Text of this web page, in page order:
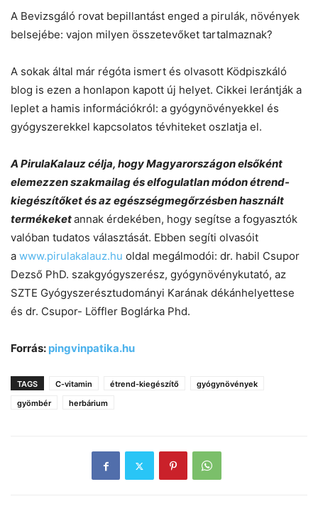
A Bevizsgáló rovat bepillantást enged a pirulák, növények
belsejébe: vajon milyen összetevőket tartalmaznak?
A sokak által már régóta ismert és olvasott Ködpiszkáló
blog is ezen a honlapon kapott új helyet. Cikkei lerántják a
leplet a hamis információkról: a gyógynövényekkel és
gyógyszerekkel kapcsolatos tévhiteket oszlatja el.
A PirulaKalauz célja, hogy Magyarországon elsőként
elemezzen szakmailag és elfogulatlan módon étrend-
kiegészítőket és az egészségmegőrzésben használt
termékeketannak érdekében, hogy segítse a fogyasztók
valóban tudatos választását. Ebben segíti olvasóit
a www.pirulakalauz.hu oldal megálmodói: dr. habil Csupor
Dezső PhD. szakgyógyszerész, gyógynövénykutató, az
SZTE Gyógyszerésztudományi Karának dékánhelyettese
és dr. Csupor- Löffler Boglárka Phd.
Forrás: pingvinpatika.hu
TAGS C-vitamin étrend-kiegészítő
gyógynövények
gyömbér
herbárium